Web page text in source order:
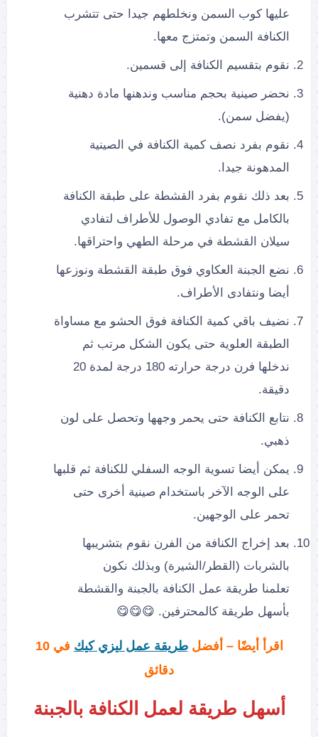
عليها كوب السمن ونخلطهم جيدا حتى تتشرب
الكنافة السمن وتمتزج معها.
نقوم بتقسيم الكنافة إلى قسمين.
نحضر صينية بحجم مناسب وندهنها مادة دهنية
(يفضل سمن).
نقوم بفرد نصف كمية الكنافة في الصينية
المدهونة جيدا.
بعد ذلك نقوم بفرد القشطة على طبقة الكنافة
بالكامل مع تفادي الوصول للأطراف لتفادي
سيلان القشطة في مرحلة الطهي واحتراقها.
نضع الجبنة العكاوي فوق طبقة القشطة ونوزعها
أيضا ونتفادى الأطراف.
نضيف باقي كمية الكنافة فوق الحشو مع مساواة
الطبقة العلوية حتى يكون الشكل مرتب ثم
ندخلها فرن درجة حرارته 180 درجة لمدة 20
دقيقة.
نتابع الكنافة حتى يحمر وجهها وتحصل على لون
ذهبي.
يمكن أيضا تسوية الوجه السفلي للكنافة ثم قلبها
على الوجه الآخر باستخدام صينية أخرى حتى
تحمر على الوجهين.
بعد إخراج الكنافة من الفرن نقوم بتشريبها
بالشربات (القطر/الشيرة) وبذلك نكون
تعلمنا طريقة عمل الكنافة بالجبنة والقشطة
بأسهل طريقة كالمحترفين. 😋😋😋
اقرأ أيضًا – أفضلطريقة عمل ليزي كيك
في 10
دقائق
أسهل طريقة لعمل الكنافة بالجبنة